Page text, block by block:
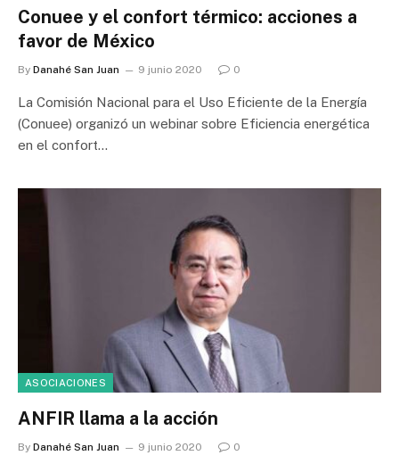
Conuee y el confort térmico: acciones a
favor de México
By Danahé San Juan 9 junio 2020 0
La Comisión Nacional para el Uso Eficiente de la Energía
(Conuee) organizó un webinar sobre Eficiencia energética
en el confort…
ASOCIACIONES
ANFIR llama a la acción
By Danahé San Juan 9 junio 2020 0